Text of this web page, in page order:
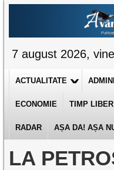
7 august 2026,
ACTUALITATE
ECONOMIE TIMP LIBER
RADAR AȘA DA! AȘA
LA